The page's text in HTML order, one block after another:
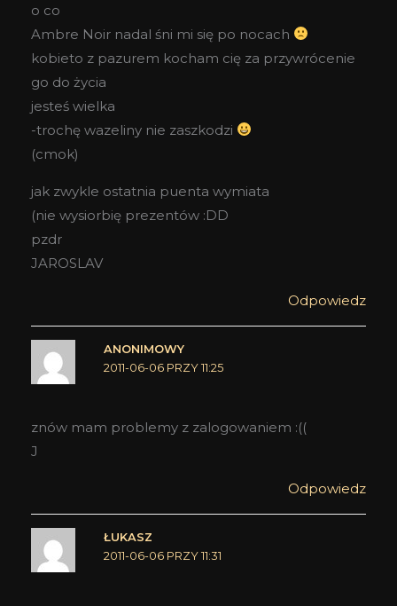
o co
Ambre Noir nadal śni mi się po nocach
kobieto z pazurem kocham cię za przywrócenie
go do życia
jesteś wielka
-trochę wazeliny nie zaszkodzi
(cmok)
jak zwykle ostatnia puenta wymiata
(nie wysiorbię prezentów :DD
pzdr
JAROSLAV
Odpowiedz
ANONIMOWY
2011-06-06 PRZY 11:25
znów mam problemy z zalogowaniem :((
J
Odpowiedz
ŁUKASZ
2011-06-06 PRZY 11:31